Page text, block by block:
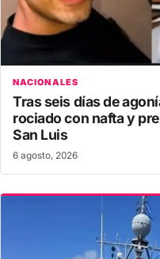
NACIONALES
Tras seis días de
rociado con nafta y
San Luis
6 agosto, 2026